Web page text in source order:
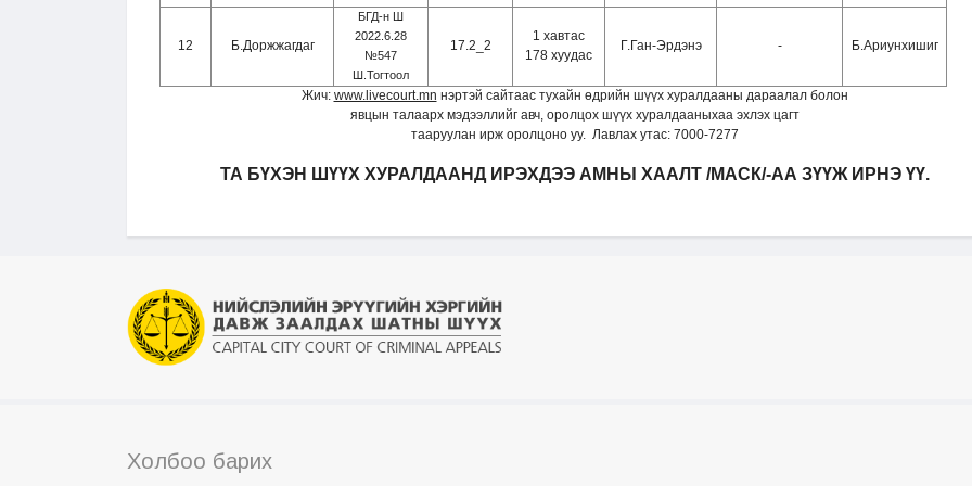
12 Б.Доржжагдаг
БГД-н Ш
2022.6.28
№547
Ш.Тогтоол
17.2_2
1 хавтас
178 хуудас
Г.Ган-Эрдэнэ - Б.Ариунхишиг
Жич: www.livecourt.mn нэртэй сайтаас тухайн өдрийн шүүх хуралдааны дараалал болон
явцын талаарх мэдээллийг авч, оролцох шүүх хуралдааныхаа эхлэх цагт
тааруулан ирж оролцоно уу. Лавлах утас: 7000-7277
ТА БҮХЭН ШҮҮХ ХУРАЛДААНД ИРЭХДЭЭ АМНЫ ХААЛТ /МАСК/-АА ЗҮҮЖ ИРНЭ ҮҮ.
Холбоо барих